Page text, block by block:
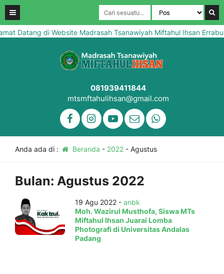
Datang di Website Madrasah Tsanawiyah Miftahul Ihsan Errabu
081939411844
mtsmftahulihsan@gmail.com
Anda ada di : Beranda - 2022- Agustus
Bulan: Agustus 2022
19 Agu 2022 - anbk
Moh. Wazirul Musthofa, Siswa MTs
Miftahul Ihsan Juarai Lomba
Photografi di Universitas Andalas
Padang